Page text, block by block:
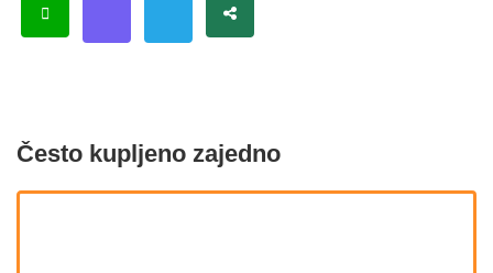
Često kupljeno zajedno